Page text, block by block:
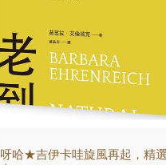
呀哈★吉伊卡哇旋風再起，精